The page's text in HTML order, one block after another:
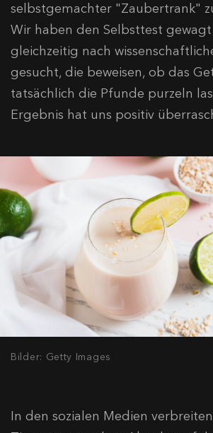
selbstgemachter "Zaubertrank"
Wir haben den Selbsttest
gleichzeitig nach
gesucht, die beweisen, ob das
tatsächlich die Pfunde purzeln
Ergebnis hat uns positiv
Bilder: Getty Images
In den sozialen Medien verbreiten